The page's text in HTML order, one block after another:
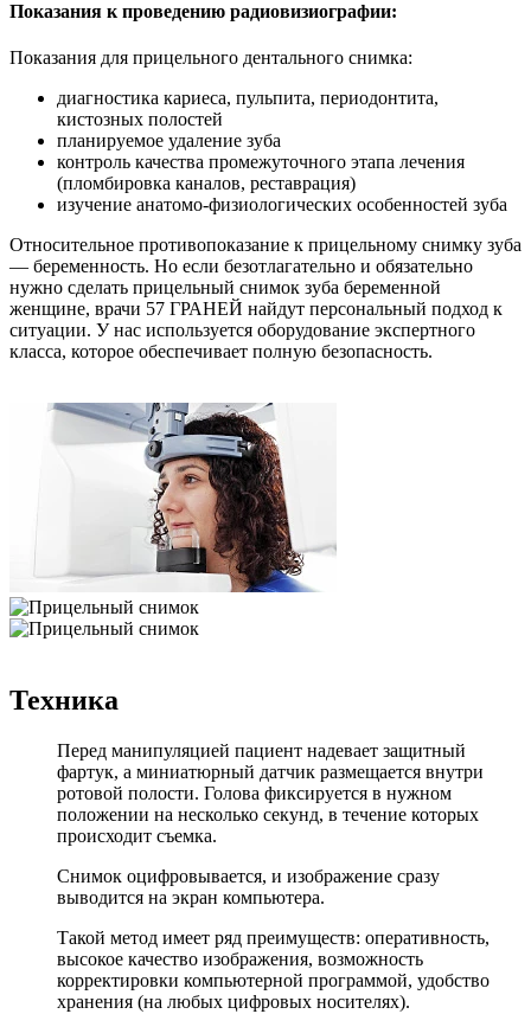
Показания к проведению радиовизиографии:
Показания для прицельного дентального снимка:
диагностика кариеса, пульпита, периодонтита,
кистозных полостей
планируемое удаление зуба
контроль качества промежуточного этапа лечения
(пломбировка каналов, реставрация)
изучение анатомо-физиологических особенностей зуба
Относительное противопоказание к прицельному снимку зуба
— беременность. Но если безотлагательно и обязательно
нужно сделать прицельный снимок зуба беременной
женщине, врачи 57 ГРАНЕЙ найдут персональный подход к
ситуации. У нас используется оборудование экспертного
класса, которое обеспечивает полную безопасность.
Техника
Перед манипуляцией пациент надевает защитный
фартук, а миниатюрный датчик размещается внутри
ротовой полости. Голова фиксируется в нужном
положении на несколько секунд, в течение которых
происходит съемка.
Снимок оцифровывается, и изображение сразу
выводится на экран компьютера.
Такой метод имеет ряд преимуществ: оперативность,
высокое качество изображения, возможность
корректировки компьютерной программой, удобство
хранения (на любых цифровых носителях).